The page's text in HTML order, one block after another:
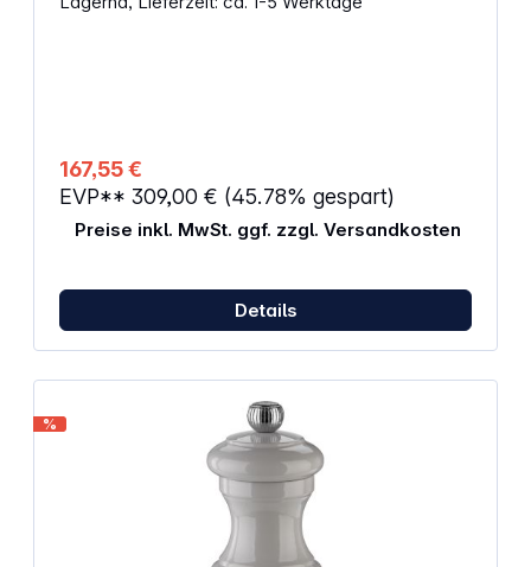
der Eigengeschmack von Speisen wird intensiviert
hitzebeständig, induktionsgeeignet Höhe: 15,3 cm
Höhe ohne Deckel: 10,5 cm Länge: 30 cm Volumen:
3,8 l Farbe: grau Material: Gusseisen
167,55 €
EVP** 309,00 € (45.78% gespart)
Preise inkl. MwSt. ggf. zzgl. Versandkosten
Details
%